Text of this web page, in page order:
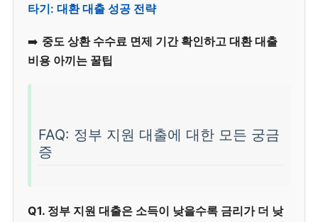
타기: 대환 대출 성공 전략
➡️ 중도 상환 수수료 면제 기간 확인하고 대환 대출
비용 아끼는 꿀팁
FAQ: 정부 지원 대출에 대한 모든 궁금
증
Q1. 정부 지원 대출은 소득이 낮을수록 금리가 더 낮